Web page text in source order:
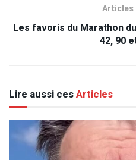
Articles
Les favoris du Marathon
42, 90
Lire aussi cesArticles